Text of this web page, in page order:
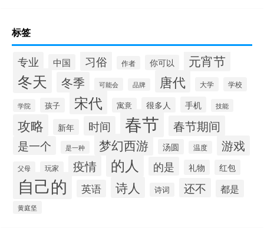
标签
专业 中国 习俗 作者 你可以 元宵节
冬天 冬季 可能会 品牌 唐代 大学 学校
学院 孩子 宋代 寓意 很多人 手机 技能
攻略 新年 时间 春节 春节期间
是一个 是一种 梦幻西游 汤圆 温度 游戏
父母 玩家 疫情 的人 的是 礼物 红包
自己的 英语 诗人 诗词 还不 都是
黄庭坚